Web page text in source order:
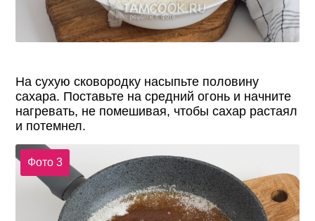
На сухую сковородку насыпьте половину
сахара. Поставьте на средний огонь и начните
нагревать, не помешивая, чтобы сахар растаял
и потемнел.
Фото 3